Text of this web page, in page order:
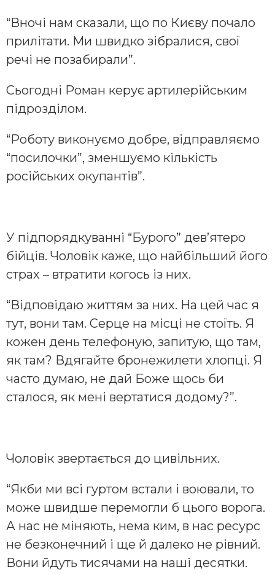
“Вночі нам сказали, що по Києву почало
прилітати. Ми швидко зібралися, свої
речі не позабирали”.
Сьогодні Роман керує артилерійським
підрозділом.
“Роботу виконуємо добре, відправляємо
“посилочки”, зменшуємо кількість
російських окупантів”.
У підпорядкуванні “Бурого” дев’ятеро
бійців. Чоловік каже, що найбільший його
страх – втратити когось із них.
“Відповідаю життям за них. На цей час я
тут, вони там. Серце на місці не стоїть. Я
кожен день телефоную, запитую, що там,
як там? Вдягайте бронежилети хлопці. Я
часто думаю, не дай Боже щось би
сталося, як мені вертатися додому?”.
Чоловік звертається до цивільних.
“Якби ми всі гуртом встали і воювали, то
може швидше перемогли б цього ворога.
А нас не міняють, нема ким, в нас ресурс
не безконечний і ще й далеко не рівний.
Вони йдуть тисячами на наші десятки.